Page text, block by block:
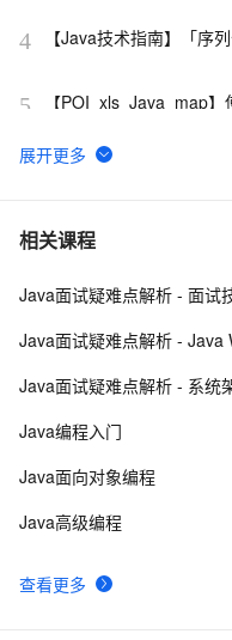
4
【Java技术指南】「序
5
【POI  xls  Java  map
高度
6 Java 注解 阐释 hibernate
7 java 中的多线程   内部类
8 Java程序利用main函数
破 1 万次！
102. Java中的垃圾收集 -
相关课程
查看更多
Java面试疑难点解析 - 面试
Java面试疑难点解析 - Java
Java面试疑难点解析 - 系统
Java编程入门
Java面向对象编程
Java高级编程